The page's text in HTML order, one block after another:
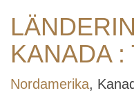
KANADA :
Nordamerika,